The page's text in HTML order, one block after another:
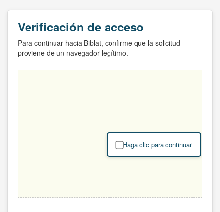
Verificación de acceso
Para continuar hacia Biblat, confirme que la solicitud
proviene de un navegador legítimo.
Haga clic para continuar